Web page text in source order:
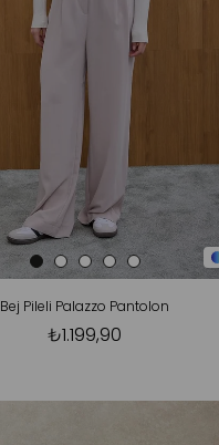
Bej Pileli Palazzo Pantolon
₺1.199,90